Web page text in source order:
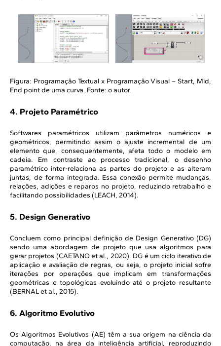
Figura: Programação Textual x Programação Visual – Start, Mid,
End point de uma curva. Fonte: o autor.
4. Projeto Paramétrico
Softwares paramétricos utilizam parâmetros numéricos e
geométricos, permitindo assim o ajuste incremental de um
elemento que, consequentemente, afeta todo o modelo em
cadeia. Em contraste ao processo tradicional, o desenho
paramétrico inter-relaciona as partes do projeto e as alteram
juntas, de forma integrada. Essa conexão permite mudanças,
relações, adições e reparos no projeto, reduzindo retrabalho e
facilitando possibilidades (LEACH, 2014).
5. Design Generativo
Concluem como principal definição de Design Generativo (DG)
sendo uma abordagem de projeto que usa algoritmos para
gerar projetos (CAETANO et al., 2020). DG é um ciclo iterativo de
aplicação e avaliação de regras, ou seja, o projeto inicial sofre
iterações por operações que implicam em transformações
geométricas e topológicas evoluindo até o projeto resultante
(BERNAL et al., 2015).
6. Algoritmo Evolutivo
Os Algoritmos Evolutivos (AE) têm a sua origem na ciência da
computação, na área da inteligência artificial, reproduzindo